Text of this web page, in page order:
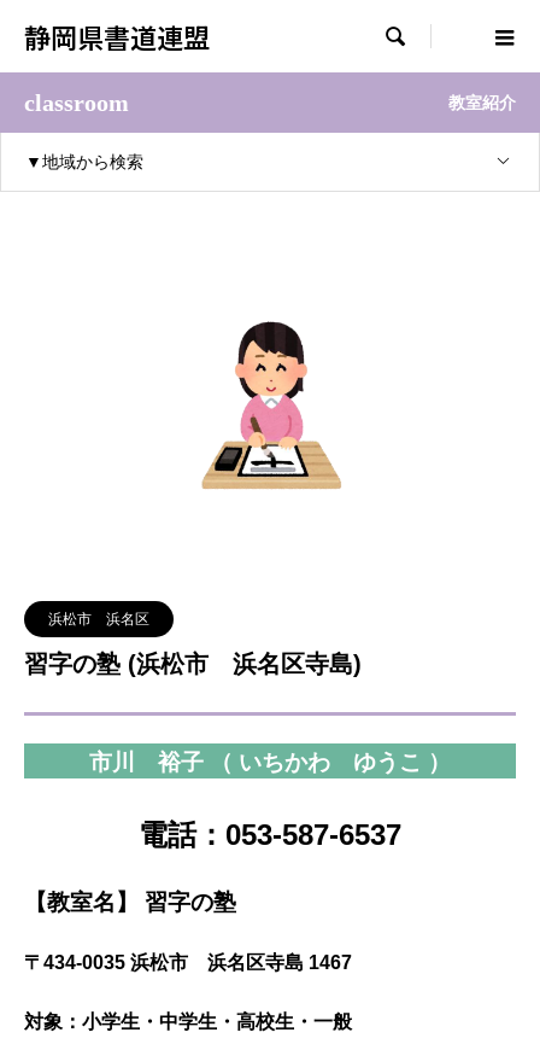
静岡県書道連盟 
classroom 教室紹介
▼地域から検索
浜松市 浜名区
習字の塾 (浜松市 浜名区寺島)
市川 裕子 （ いちかわ ゆうこ ）
電話：053-587-6537
【教室名】 習字の塾
〒434-0035 浜松市 浜名区寺島 1467
対象：小学生・中学生・高校生・一般